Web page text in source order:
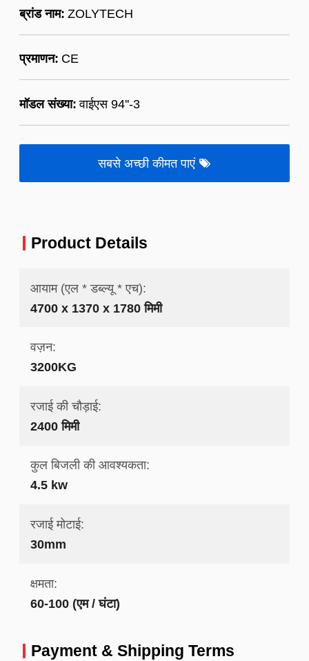
ब्रांड नाम: ZOLYTECH
प्रमाणन: CE
मॉडल संख्या: वाईएस 94''-3
सबसे अच्छी कीमत पाएं
Product Details
आयाम (एल * डब्ल्यू * एच):
4700 x 1370 x 1780 मिमी
वज़न:
3200KG
रजाई की चौड़ाई:
2400 मिमी
कुल बिजली की आवश्यकता:
4.5 kw
रजाई मोटाई:
30mm
क्षमता:
60-100 (एम / घंटा)
Payment & Shipping Terms